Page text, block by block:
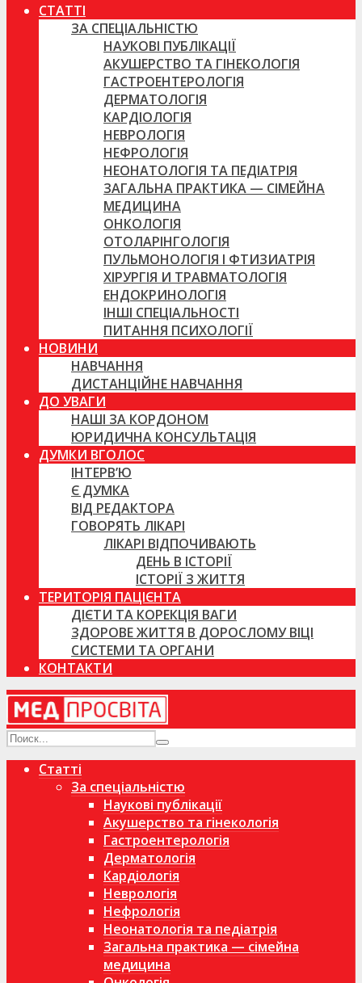
СТАТТІ
ЗА СПЕЦІАЛЬНІСТЮ
НАУКОВІ ПУБЛІКАЦІЇ
АКУШЕРСТВО ТА ГІНЕКОЛОГІЯ
ГАСТРОЕНТЕРОЛОГІЯ
ДЕРМАТОЛОГІЯ
КАРДІОЛОГІЯ
НЕВРОЛОГІЯ
НЕФРОЛОГІЯ
НЕОНАТОЛОГІЯ ТА ПЕДІАТРІЯ
ЗАГАЛЬНА ПРАКТИКА — СІМЕЙНА
МЕДИЦИНА
ОНКОЛОГІЯ
ОТОЛАРІНГОЛОГІЯ
ПУЛЬМОНОЛОГІЯ І ФТИЗИАТРІЯ
ХІРУРГІЯ И ТРАВМАТОЛОГІЯ
ЕНДОКРИНОЛОГІЯ
ІНШІ СПЕЦІАЛЬНОСТІ
ПИТАННЯ ПСИХОЛОГІЇ
НОВИНИ
НАВЧАННЯ
ДИСТАНЦІЙНЕ НАВЧАННЯ
ДО УВАГИ
НАШІ ЗА КОРДОНОМ
ЮРИДИЧНА КОНСУЛЬТАЦІЯ
ДУМКИ ВГОЛОС
ІНТЕРВ’Ю
Є ДУМКА
ВІД РЕДАКТОРА
ГОВОРЯТЬ ЛІКАРІ
ЛІКАРІ ВІДПОЧИВАЮТЬ
ДЕНЬ В ІСТОРІЇ
ІСТОРІЇ З ЖИТТЯ
ТЕРИТОРІЯ ПАЦІЄНТА
ДІЄТИ ТА КОРЕКЦІЯ ВАГИ
ЗДОРОВЕ ЖИТТЯ В ДОРОСЛОМУ ВІЦІ
СИСТЕМИ ТА ОРГАНИ
КОНТАКТИ
Статті
За спеціальністю
Наукові публікації
Акушерство та гінекологія
Гастроентерологія
Дерматологія
Кардіологія
Неврологія
Нефрологія
Неонатологія та педіатрія
Загальна практика — сімейна
медицина